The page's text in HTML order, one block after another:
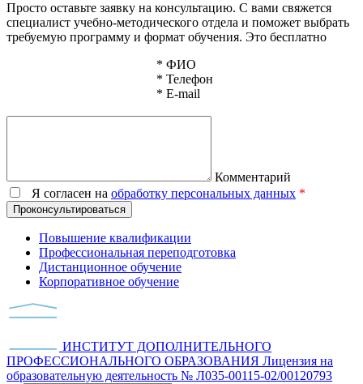
Просто оставьте заявку на консультацию. С вами свяжется
специалист учебно-методического отдела и поможет выбрать
требуемую программу и формат обучения. Это бесплатно
* ФИО
* Телефон
* E-mail
Комментарий
Я согласен на обработку персональных данных *
Проконсультироваться
Повышение квалификации
Профессиональная переподготовка
Дистанционное обучение
Корпоративное обучение
ИНСТИТУТ ДОПОЛНИТЕЛЬНОГО
ПРОФЕССИОНАЛЬНОГО ОБРАЗОВАНИЯ Лицензия на
образовательную деятельность № Л035-00115-02/00120793